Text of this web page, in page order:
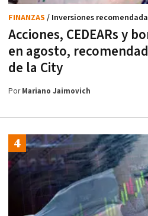
Acciones, CEDEARs y
en agosto,
de la City
FINANZAS / Inversiones
PorMariano Jaimovich